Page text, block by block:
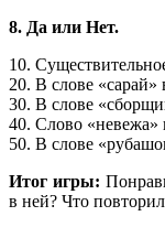
8. Да или Нет.
10.
20. В слове «сарай»
30. В слове
40. Слово
50. В слове
Итог игры:
в ней? Что